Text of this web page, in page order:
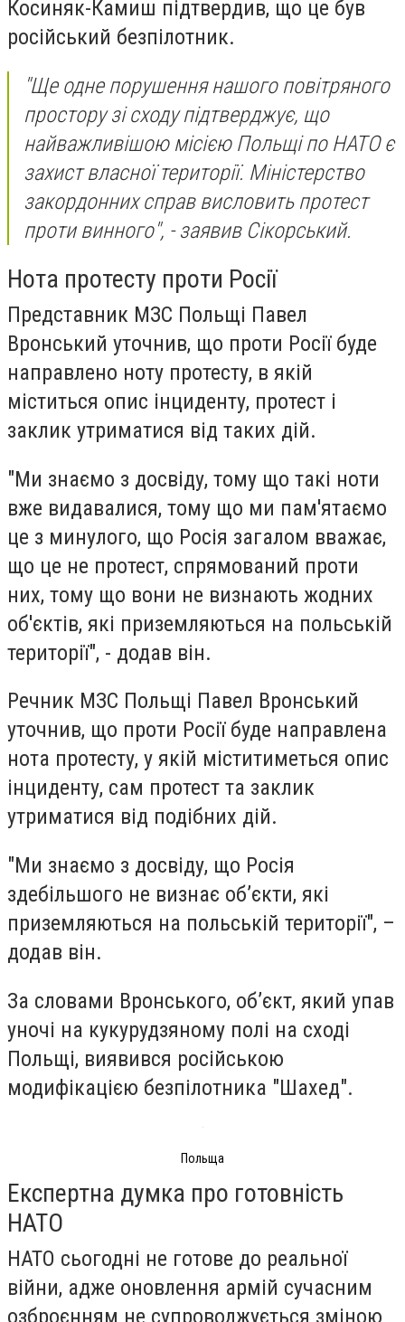
Косиняк-Камиш підтвердив, що це був
російський безпілотник.
"Ще одне порушення нашого повітряного
простору зі сходу підтверджує, що
найважливішою місією Польщі по НАТО є
захист власної території. Міністерство
закордонних справ висловить протест
проти винного", - заявив Сікорський.
Нота протесту проти Росії
Представник МЗС Польщі Павел
Вронський уточнив, що проти Росії буде
направлено ноту протесту, в якій
міститься опис інциденту, протест і
заклик утриматися від таких дій.
"Ми знаємо з досвіду, тому що такі ноти
вже видавалися, тому що ми пам'ятаємо
це з минулого, що Росія загалом вважає,
що це не протест, спрямований проти
них, тому що вони не визнають жодних
об'єктів, які приземляються на польській
території", - додав він.
Речник МЗС Польщі Павел Вронський
уточнив, що проти Росії буде направлена
нота протесту, у якій міститиметься опис
інциденту, сам протест та заклик
утриматися від подібних дій.
"Ми знаємо з досвіду, що Росія
здебільшого не визнає об’єкти, які
приземляються на польській території", –
додав він.
За словами Вронського, об’єкт, який упав
уночі на кукурудзяному полі на сході
Польщі, виявився російською
модифікацією безпілотника "Шахед".
Польща
Експертна думка про готовність
НАТО
НАТО сьогодні не готове до реальної
війни, адже оновлення армій сучасним
озброєнням не супроводжується зміною